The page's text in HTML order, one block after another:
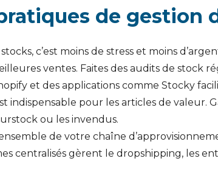
de gestion
c’est moins de stress et moins
ventes. Faites des audits de stock
et des applications comme Stocky
indispensable pour les articles de valeur.
ou les invendus.
de votre chaîne
centralisés gèrent le dropshipping, les